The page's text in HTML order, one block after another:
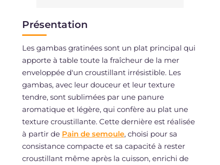
Présentation
Les gambas gratinées sont un plat principal qui
apporte à table toute la fraîcheur de la mer
enveloppée d'un croustillant irrésistible. Les
gambas, avec leur douceur et leur texture
tendre, sont sublimées par une panure
aromatique et légère, qui confère au plat une
texture croustillante. Cette dernière est réalisée
à partir de Pain de semoule, choisi pour sa
consistance compacte et sa capacité à rester
croustillant même après la cuisson, enrichi de